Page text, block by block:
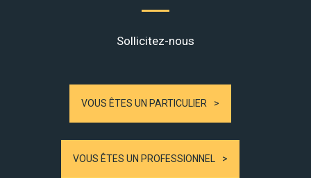
Sollicitez-nous
VOUS ÊTES UN PARTICULIER
VOUS ÊTES UN PROFESSIONNEL